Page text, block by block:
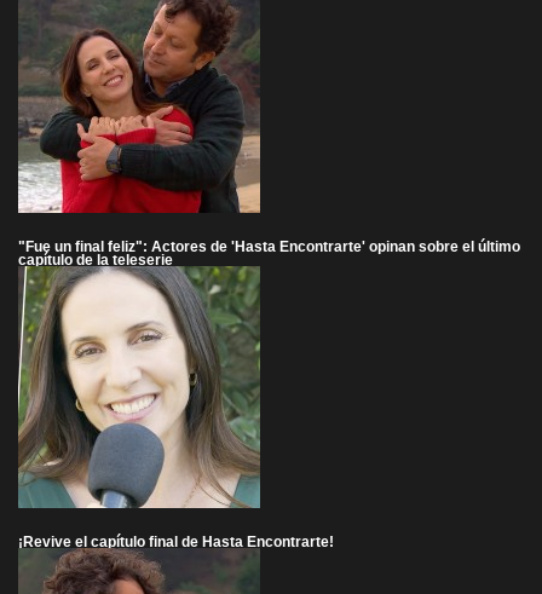
"Fue un final feliz": Actores de 'Hasta Encontrarte' opinan sobre el último
capítulo de la teleserie
¡Revive el capítulo final de Hasta Encontrarte!